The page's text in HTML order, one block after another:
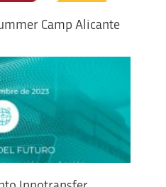
Camp Alicante